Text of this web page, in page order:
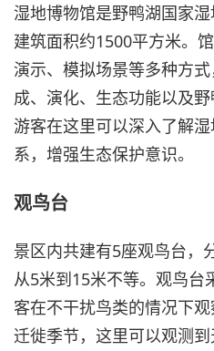
湿地博物馆是野鸭湖国家湿
建筑面积约1500平方米。
演示、模拟场景等多种方
成、演化、生态功能以及野
游客在这里可以深入了解
系，增强生态保护意识。
观鸟台
景区内共建有5座观鸟台，
从5米到15米不等。观鸟台
客在不干扰鸟类的情况下
迁徙季节，这里可以观测